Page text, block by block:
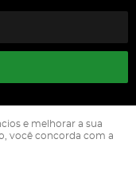
90
e melhorar a sua
você concorda com a